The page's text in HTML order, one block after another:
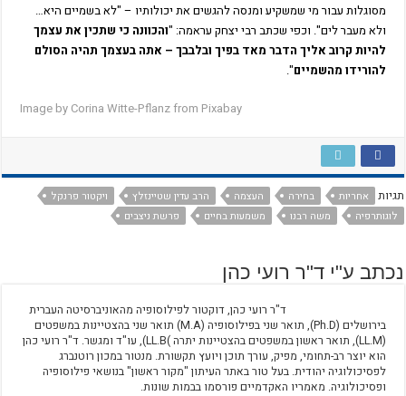
מסוגלות עבור מי שמשקיע ומנסה להגשים את יכולותיו – "לא בשמיים היא…
ולא מעבר לים". וכפי שכתב רבי יצחק עראמה: "והכוונה כי שתכין את עצמך
להיות קרוב אליך הדבר מאד בפיך ובלבבך – אתה בעצמך תהיה הסולם
להורידו מהשמיים".
Image by Corina Witte-Pflanzfrom Pixabay
תגיות אחריות בחירה העצמה הרב עדין שטיינזלץ
ויקטור פרנקל
לוגותרפיה
משה רבנו משמעות בחיים פרשת ניצבים
נכתב ע"י ד"ר רועי כהן
ד"ר רועי כהן, דוקטור לפילוסופיה מהאוניברסיטה העברית
בירושלים (Ph.D), תואר שני בפילוסופיה (M.A) תואר שני בהצטיינות במשפטים
(LL.M), תואר ראשון במשפטים בהצטיינות יתרה )LL.B), עו"ד ומגשר. ד"ר רועי כהן
הוא יוצר רב-תחומי, מפיק, עורך תוכן ויועץ תקשורת. מנטור במכון רוטנברג
לפסיכולוגיה יהודית. בעל טור באתר העיתון "מקור ראשון" בנושאי פילוסופיה
ופסיכולוגיה. מאמריו האקדמיים פורסמו בבמות שונות.